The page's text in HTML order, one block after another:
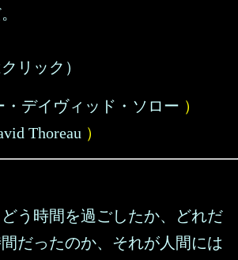
リック）
・デイヴィッド・ソロー ）
Thoreau ）
う時間を過ごしたか、どれだ
だったのか、それが人間には